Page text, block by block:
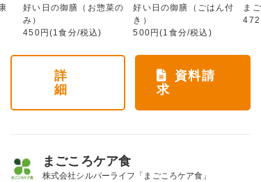
好い日の御膳（お惣菜の
み）
450円(1食分/税込)
好い日の御膳（ごはん付
き）
500円(1食分/税込)
ま
詳
細
資料請
求
まごころケア食
株式会社シルバーライフ「まごころケア食」